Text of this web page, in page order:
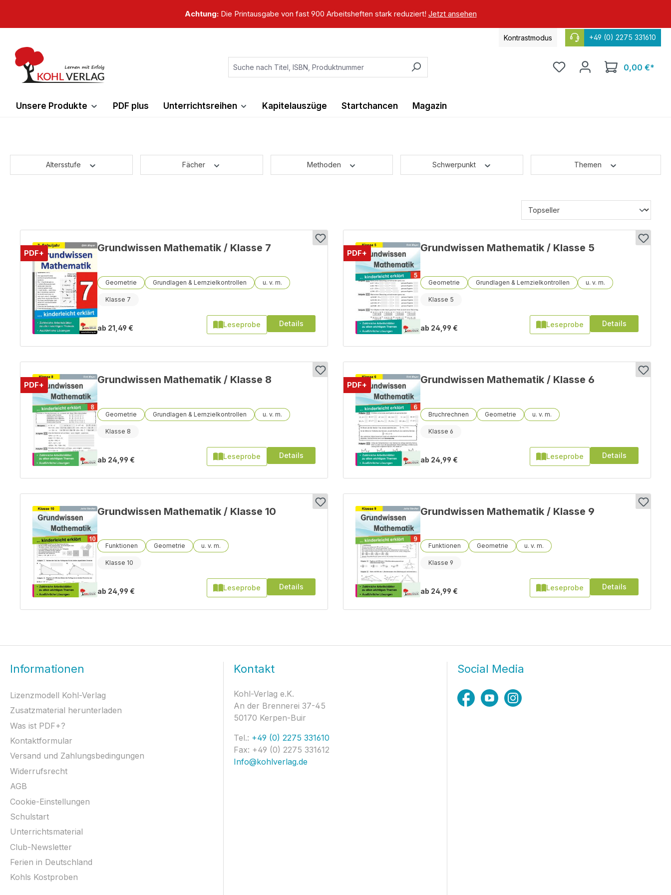
Achtung:Die Printausgabe von fast 900 Arbeitsheften stark reduziert! Jetzt ansehen
Kontrastmodus +49 (0) 2275 331610
0,00 €*
Unsere Produkte PDF plus Unterrichtsreihen Kapitelauszüge Startchancen Magazin
Altersstufe Fächer Methoden Schwerpunkt Themen
PDF+ Grundwissen Mathematik / Klasse 7
Geometrie Grundlagen & Lernzielkontrollen
Klasse 7
ab 21,49 € Leseprobe Details
PDF+ Grundwissen Mathematik / Klasse 5
Geometrie Grundlagen & Lernzielkontrollen
Klasse 5
ab 24,99 € Leseprobe Details
PDF+ Grundwissen Mathematik / Klasse 8
Geometrie Grundlagen & Lernzielkontrollen
Klasse 8
ab 24,99 € Leseprobe Details
PDF+ Grundwissen Mathematik / Klasse 6
Bruchrechnen Geometrie
Klasse 6
ab 24,99 € Leseprobe Details
Grundwissen Mathematik / Klasse 10
Funktionen Geometrie
Klasse 10
ab 24,99 € Leseprobe Details
Grundwissen Mathematik / Klasse 9
Funktionen Geometrie
Klasse 9
ab 24,99 € Leseprobe Details
Informationen
Lizenzmodell Kohl-Verlag
Zusatzmaterial herunterladen
Was ist PDF+?
Kontaktformular
Versand und Zahlungsbedingungen
Widerrufsrecht
AGB
Cookie-Einstellungen
Schulstart
Unterrichtsmaterial
Club-Newsletter
Ferien in Deutschland
Kohls Kostproben
Kontakt
Kohl-Verlag e.K.
An der Brennerei 37-45
50170 Kerpen-Buir
Tel.: +49 (0) 2275 331610
Fax: +49 (0) 2275 331612
Info@kohlverlag.de
Social Media